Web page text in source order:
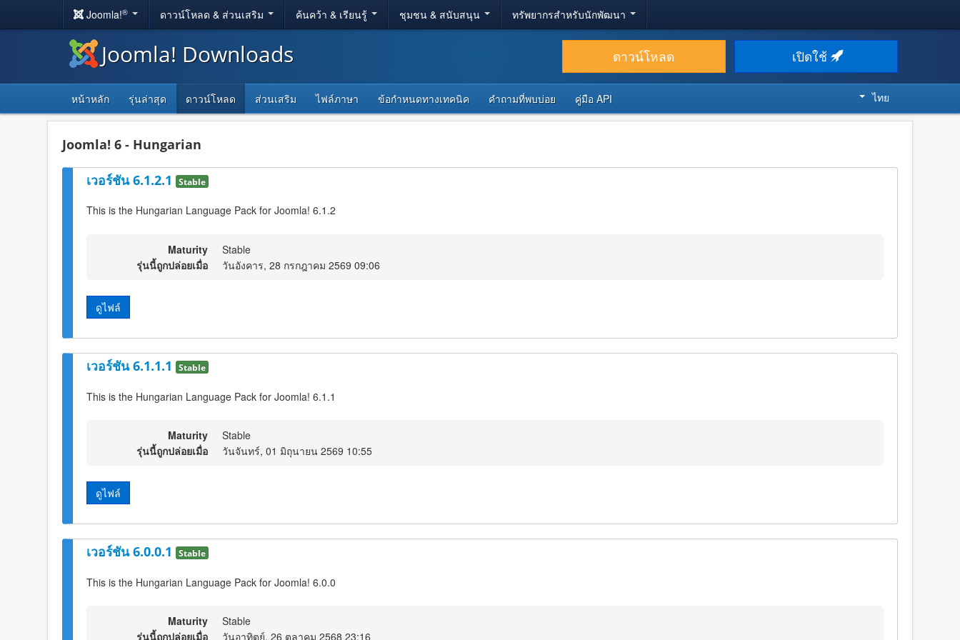
Joomla!® ดาวน์โหลด & ส่วนเสริม ค้นคว้า & เรียนรู้ ชุมชน & สนับสนุน ทรัพยากรสำหรับนักพัฒนา
Joomla! Downloads ดาวน์โหลด เปิดใช้
หน้าหลัก รุ่นล่าสุด ดาวน์โหลด ส่วนเสริม ไฟล์ภาษา ข้อกำหนดทางเทคนิค คำถามที่พบบ่อย คู่มือ API ไทย
Joomla! 6 - Hungarian
เวอร์ชัน 6.1.2.1 Stable
This is the Hungarian Language Pack for Joomla! 6.1.2
Maturity
Stable
รุ่นนี้ถูกปล่อยเมื่อ
วันอังคาร, 28 กรกฎาคม 2569 09:06
ดูไฟล์
เวอร์ชัน 6.1.1.1 Stable
This is the Hungarian Language Pack for Joomla! 6.1.1
Maturity
Stable
รุ่นนี้ถูกปล่อยเมื่อ
วันจันทร์, 01 มิถุนายน 2569 10:55
ดูไฟล์
เวอร์ชัน 6.0.0.1 Stable
This is the Hungarian Language Pack for Joomla! 6.0.0
Maturity
Stable
รุ่นนี้ถูกปล่อยเมื่อ
วันอาทิตย์, 26 ตุลาคม 2568 23:16